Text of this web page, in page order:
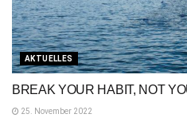
AKTUELLES
BREAK YOUR HABIT, NOT
25. November 2022